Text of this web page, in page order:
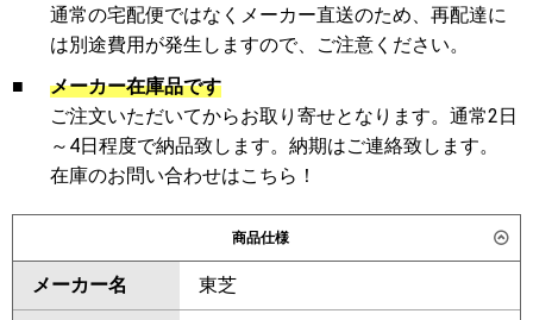
通常の宅配便ではなくメーカー直送のため、再配達に
は別途費用が発生しますので、ご注意ください。
■
メーカー在庫品です
ご注文いただいてからお取り寄せとなります。通常2日
～4日程度で納品致します。納期はご連絡致します。
在庫のお問い合わせはこちら！
商品仕様
メーカー名 東芝